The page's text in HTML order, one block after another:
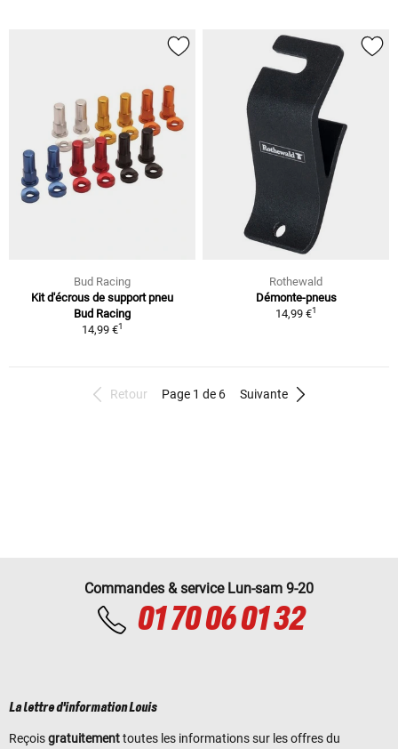
Bud Racing
Kit d'écrous de support pneu
Bud Racing
14,99 €1
Rothewald
Démonte-pneus
14,99 €1
Retour Page 1 de 6 Suivante
Commandes & service Lun-sam 9-20
01 70 06 01 32
La lettre d'information Louis
Reçoisgratuitementtoutes les informations sur les offres du